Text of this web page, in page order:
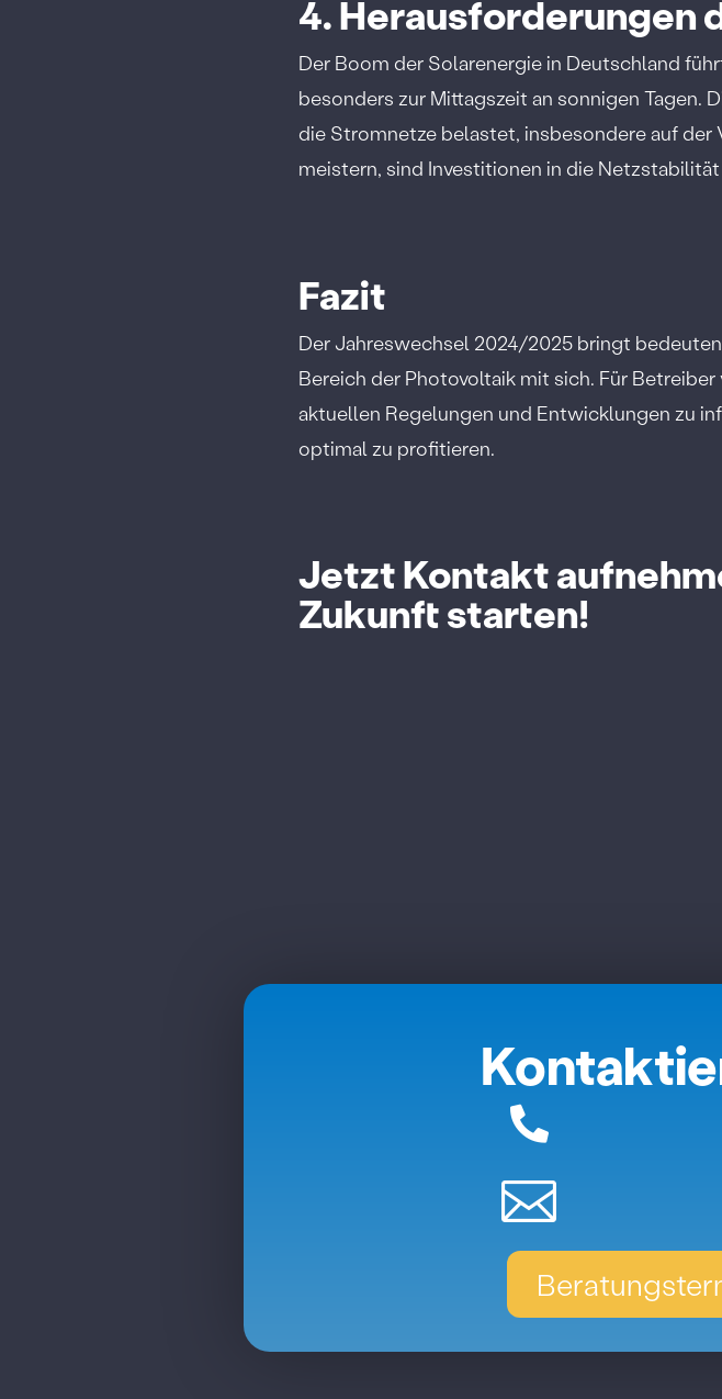
4. Herausforderungen
Der Boom der Solarenergie in Deutschland
besonders zur Mittagszeit an sonnigen Tagen.
die Stromnetze belastet, insbesondere auf der
meistern, sind Investitionen in die
Fazit
Der Jahreswechsel 2024/2025 bringt
Bereich der Photovoltaik mit sich. Für
aktuellen Regelungen und Entwicklungen zu
optimal zu profitieren.
Jetzt Kontakt
Zukunft starten!

